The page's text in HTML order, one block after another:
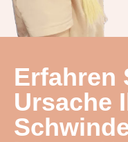
Erfahren
Ursache